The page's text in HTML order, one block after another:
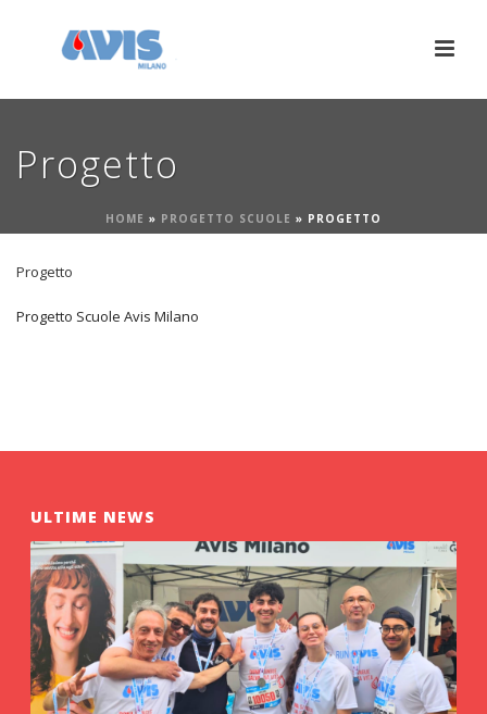
Progetto
HOME » PROGETTO SCUOLE » PROGETTO
Progetto
Progetto Scuole Avis Milano
ULTIME NEWS